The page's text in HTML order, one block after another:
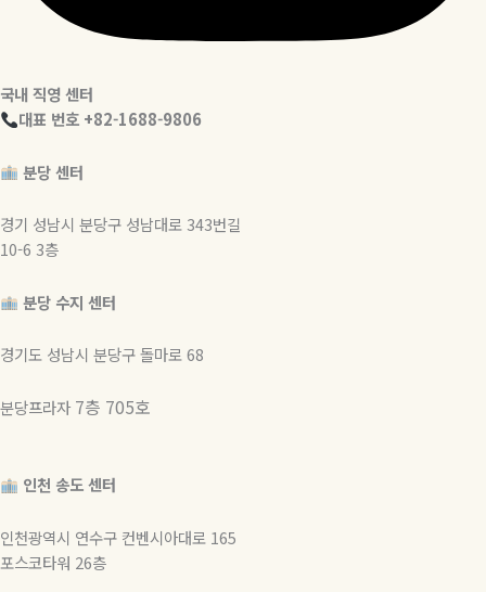
국내 직영 센터
대표 번호 +82-1688-9806
분당 센터
경기 성남시 분당구 성남대로 343번길
10-6 3층
분당 수지 센터
경기도 성남시 분당구 돌마로 68
분당프라자 7층 705호
인천 송도 센터
인천광역시 연수구 컨벤시아대로 165
포스코타워 26층